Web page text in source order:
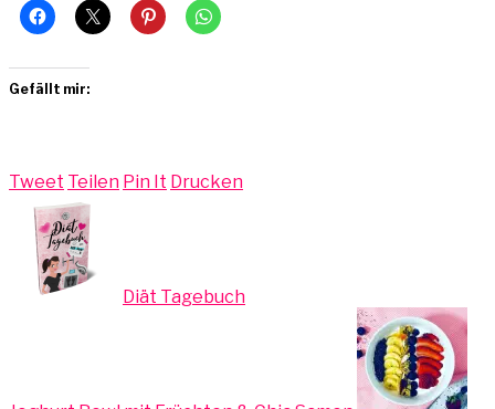
Gefällt mir:
Tweet Teilen Pin It Drucken
Diät Tagebuch